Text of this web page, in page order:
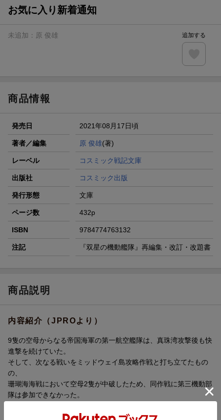
が当たる！
楽天モバイル紹介キャンペーンの拡散で300円OFFクーポン
条件達成で楽天限定・宝塚歌劇 宙組貸切公演ペアチケット
お気に入り新着通知
未追加： 原 俊雄 追加する
商品情報
発売日 2021年08月17日頃
著者／編集 原 俊雄(著)
レーベル コスミック戦記文庫
出版社 コスミック出版
発行形態 文庫
ページ数 432p
ISBN 9784774763132
注記 『双星の機動艦隊』再編集・改訂・改題書
商品説明
内容紹介（JPROより）
9隻の空母からなる帝国海軍の第一航空艦隊は、真珠湾攻撃後も快
進撃を続けていた。
そして、次なる戦いをミッドウェイ島攻略作戦と打ち立てたもの
の、
珊瑚海海戦において空母2隻が中破したため、同作戦に第三機動部
隊は参加できなかった。
した帝国海軍は、